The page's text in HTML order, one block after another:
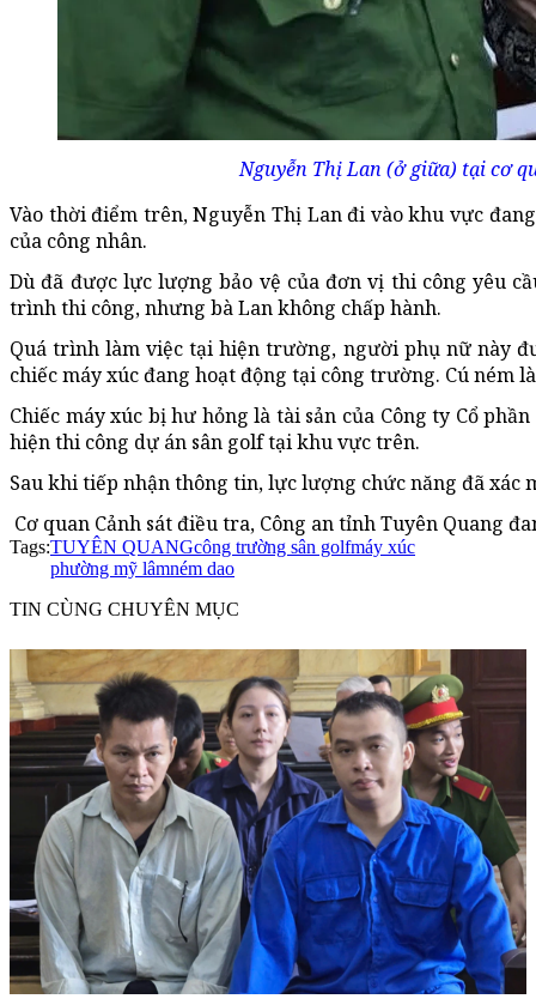
Nguyễn Thị Lan (ở giữa) tại cơ
Vào thời điểm trên, Nguyễn Thị Lan đi vào khu vực
của công nhân.
Dù đã được lực lượng bảo vệ của đơn vị thi công yêu
trình thi công, nhưng bà Lan không chấp hành.
Quá trình làm việc tại hiện trường, người phụ nữ này
chiếc máy xúc đang hoạt động tại công trường. Cú ném
Chiếc máy xúc bị hư hỏng là tài sản của Công ty Cổ
hiện thi công dự án sân golf tại khu vực trên.
Sau khi tiếp nhận thông tin, lực lượng chức năng đã
Cơ quan Cảnh sát điều tra, Công an tỉnh Tuyên Quang
Tags:TUYÊN QUANGcông trường sân golfmáy xúc
phường mỹ lâmném dao
TIN CÙNG CHUYÊN MỤC